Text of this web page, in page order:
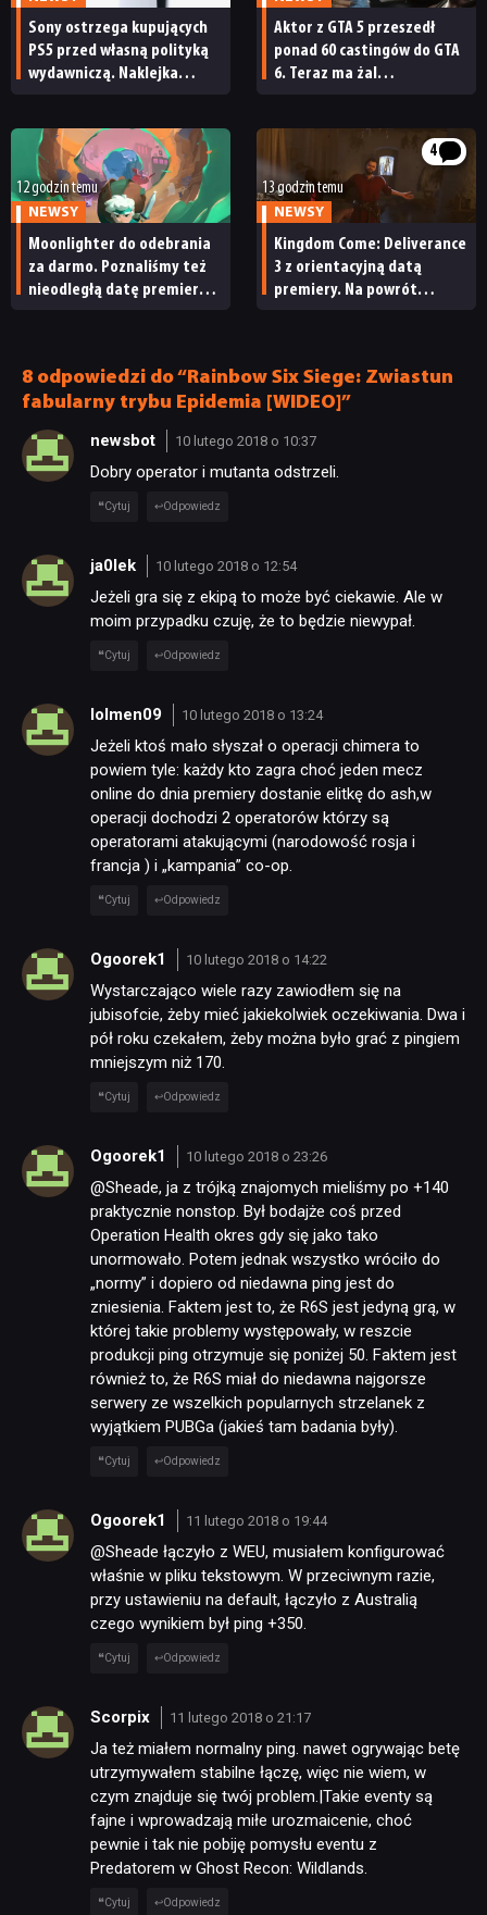
PUBLICYSTYKA
RETRO
TECHNOLOGIE
JUŻ GRALIŚMY
SKLEP
Sony ostrzega kupujących
PS5 przed własną polityką
wydawniczą. Naklejka
Aktor z GTA 5 przeszedł
ponad 60 castingów do GTA
6. Teraz ma żal
12 godzin temu
NEWSY
Moonlighter do odebrania
za darmo. Poznaliśmy też
nieodległą datę premiery
4
13 godzin temu
NEWSY
Kingdom Come: Deliverance
3 z orientacyjną datą
premiery. Na powrót
8 odpowiedzi do “Rainbow Six Siege: Zwiastun
fabularny trybu Epidemia [WIDEO]”
newsbot 10 lutego 2018 o 10:37
Dobry operator i mutanta odstrzeli.
Cytuj Odpowiedz
ja0lek 10 lutego 2018 o 12:54
Jeżeli gra się z ekipą to może być ciekawie. Ale w
moim przypadku czuję, że to będzie niewypał.
Cytuj Odpowiedz
lolmen09 10 lutego 2018 o 13:24
Jeżeli ktoś mało słyszał o operacji chimera to
powiem tyle: każdy kto zagra choć jeden mecz
online do dnia premiery dostanie elitkę do ash,w
operacji dochodzi 2 operatorów którzy są
operatorami atakującymi (narodowość rosja i
francja ) i „kampania” co-op.
Cytuj Odpowiedz
Ogoorek1 10 lutego 2018 o 14:22
Wystarczająco wiele razy zawiodłem się na
jubisofcie, żeby mieć jakiekolwiek oczekiwania. Dwa i
pół roku czekałem, żeby można było grać z pingiem
mniejszym niż 170.
Cytuj Odpowiedz
Ogoorek1 10 lutego 2018 o 23:26
@Sheade, ja z trójką znajomych mieliśmy po +140
praktycznie nonstop. Był bodajże coś przed
Operation Health okres gdy się jako tako
unormowało. Potem jednak wszystko wróciło do
„normy” i dopiero od niedawna ping jest do
zniesienia. Faktem jest to, że R6S jest jedyną grą, w
której takie problemy występowały, w reszcie
produkcji ping otrzymuje się poniżej 50. Faktem jest
również to, że R6S miał do niedawna najgorsze
serwery ze wszelkich popularnych strzelanek z
wyjątkiem PUBGa (jakieś tam badania były).
Cytuj Odpowiedz
Ogoorek1 11 lutego 2018 o 19:44
@Sheade łączyło z WEU, musiałem konfigurować
właśnie w pliku tekstowym. W przeciwnym razie,
przy ustawieniu na default, łączyło z Australią
czego wynikiem był ping +350.
Cytuj Odpowiedz
Scorpix 11 lutego 2018 o 21:17
Ja też miałem normalny ping. nawet ogrywając betę
utrzymywałem stabilne łączę, więc nie wiem, w
czym znajduje się twój problem.|Takie eventy są
fajne i wprowadzają miłe urozmaicenie, choć
pewnie i tak nie pobiję pomysłu eventu z
Predatorem w Ghost Recon: Wildlands.
Cytuj Odpowiedz